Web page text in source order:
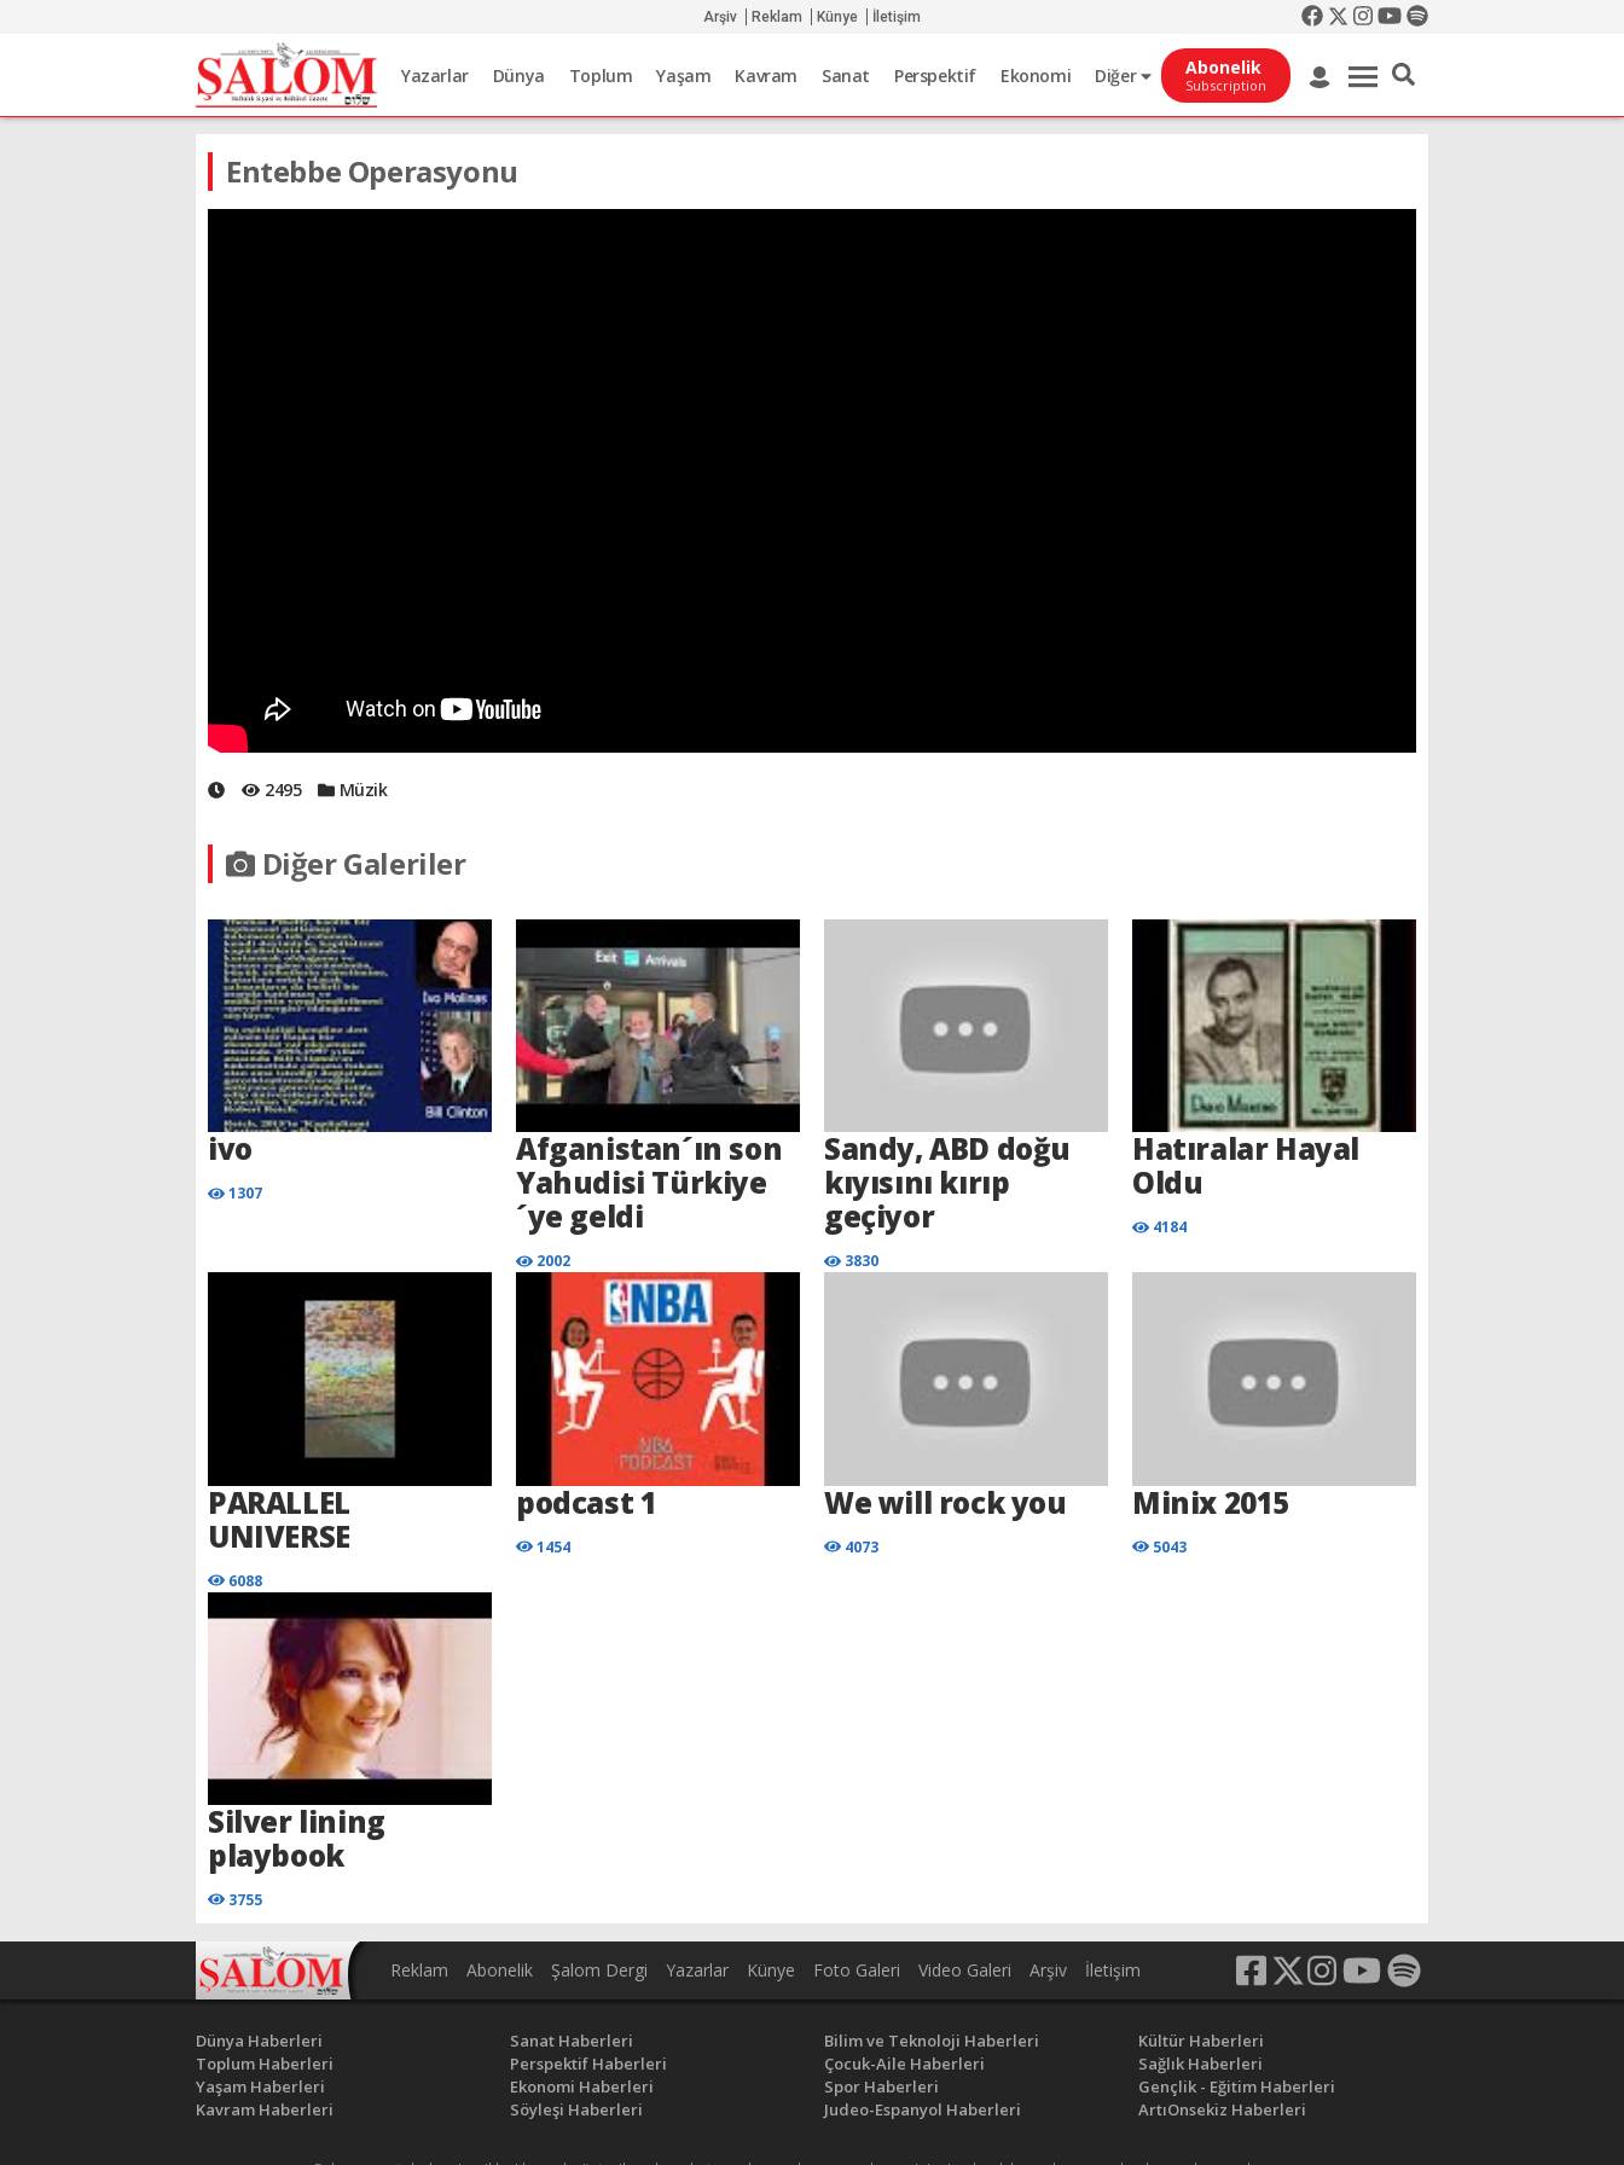
Arşiv Reklam Künye İletişim
Yazarlar Dünya Toplum Yaşam Kavram Sanat Perspektif Ekonomi Diğer Abonelik
Subscription
Entebbe Operasyonu
2495 Müzik
Diğer Galeriler
ivo
1307
Afganistan´ın son
Yahudisi Türkiye
´ye geldi
2002
Sandy, ABD doğu
kıyısını kırıp
geçiyor
3830
Hatıralar Hayal
Oldu
4184
PARALLEL
UNIVERSE
6088
podcast 1
1454
We will rock you
4073
Minix 2015
5043
Silver lining
playbook
3755
Reklam Abonelik Şalom Dergi Yazarlar Künye Foto Galeri Video Galeri Arşiv İletişim
Dünya Haberleri
Toplum Haberleri
Yaşam Haberleri
Kavram Haberleri
Sanat Haberleri
Perspektif Haberleri
Ekonomi Haberleri
Söyleşi Haberleri
Bilim ve Teknoloji Haberleri
Çocuk-Aile Haberleri
Spor Haberleri
Judeo-Espanyol Haberleri
Kültür Haberleri
Sağlık Haberleri
Gençlik - Eğitim Haberleri
ArtıOnsekiz Haberleri